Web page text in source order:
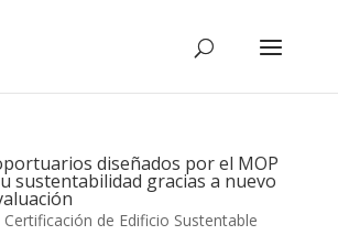
diseñados por el MOP
sustentabilidad gracias a nuevo
Certificación de Edificio Sustentable